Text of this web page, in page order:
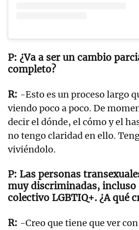
¿Va a ser un cambio
completo?
-Esto es un proceso largo
viendo poco a poco. De
decir el dónde, el cómo y el
no tengo claridad en ello.
viviéndolo.
Las personas
muy discriminadas, incluso
colectivo LGBTIQ+. ¿A qué
-Creo que tiene que ver